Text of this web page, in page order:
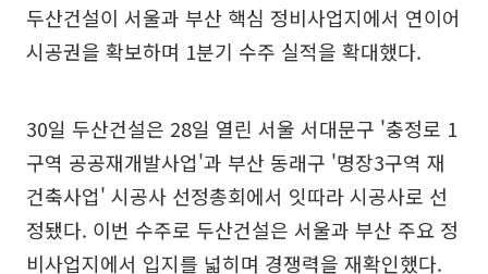
두산건설이 서울과 부산 핵심 정비사업지에서 연이어
시공권을 확보하며 1분기 수주 실적을 확대했다.
30일 두산건설은 28일 열린 서울 서대문구 '충정로 1
구역 공공재개발사업'과 부산 동래구 '명장3구역 재
건축사업' 시공사 선정총회에서 잇따라 시공사로 선
정됐다. 이번 수주로 두산건설은 서울과 부산 주요 정
비사업지에서 입지를 넓히며 경쟁력을 재확인했다.